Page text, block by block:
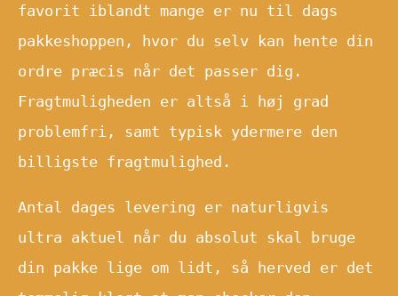
favorit iblandt mange er nu til dags
pakkeshoppen, hvor du selv kan hente din
ordre præcis når det passer dig.
Fragtmuligheden er altså i høj grad
problemfri, samt typisk ydermere den
billigste fragtmulighed.
Antal dages levering er naturligvis
ultra aktuel når du absolut skal bruge
din pakke lige om lidt, så herved er det